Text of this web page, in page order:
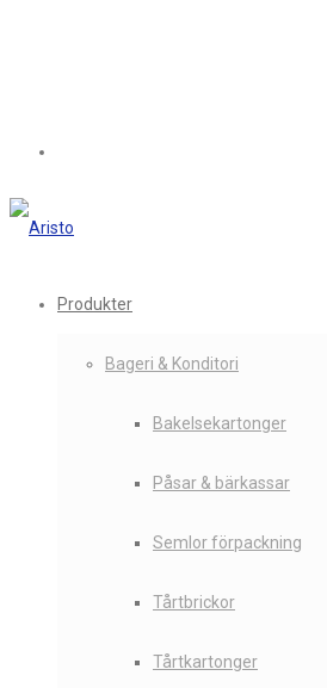
Produkter
Bageri & Konditori
Bakelsekartonger
Påsar & bärkassar
Semlor förpackning
Tårtbrickor
Tårtkartonger